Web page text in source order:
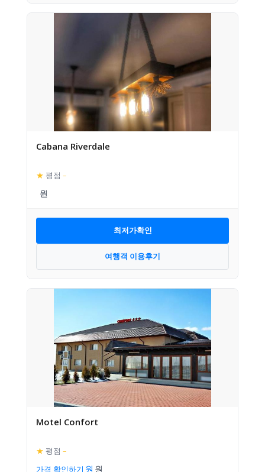
Cabana Riverdale
★ 평점 –
최저가확인
여행객 이용후기
Motel Confort
★ 평점 –
가격 확인하기